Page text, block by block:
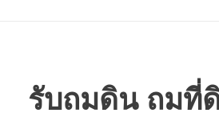
รับถมดิน ถมที่